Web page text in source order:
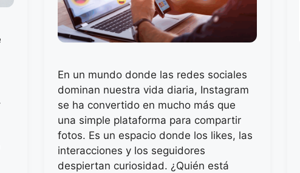
En un mundo donde las redes sociales
dominan nuestra vida diaria, Instagram
se ha convertido en mucho más que
una simple plataforma para compartir
fotos. Es un espacio donde los likes, las
interacciones y los seguidores
despiertan curiosidad. ¿Quién está